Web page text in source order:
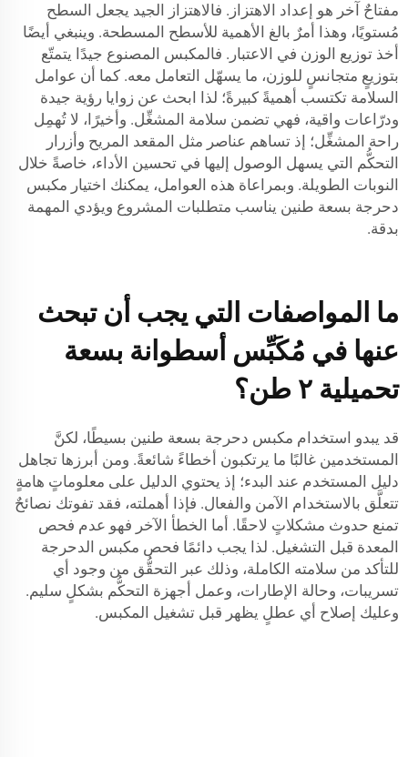
مفتاحٌ آخر هو إعداد الاهتزاز. فالاهتزاز الجيد يجعل السطح
مُستويًا، وهذا أمرٌ بالغ الأهمية للأسطح المسطحة. وينبغي أيضًا
أخذ توزيع الوزن في الاعتبار. فالمكبس المصنوع جيدًا يتمتّع
بتوزيعٍ متجانسٍ للوزن، ما يسهّل التعامل معه. كما أن عوامل
السلامة تكتسب أهميةً كبيرةً؛ لذا ابحث عن زوايا رؤية جيدة
ودرّاعات واقية، فهي تضمن سلامة المشغِّل. وأخيرًا، لا تُهمِل
راحة المشغِّل؛ إذ تساهم عناصر مثل المقعد المريح وأزرار
التحكُّم التي يسهل الوصول إليها في تحسين الأداء، خاصةً خلال
النوبات الطويلة. وبمراعاة هذه العوامل، يمكنك اختيار مكبس
دحرجة بسعة طنين يناسب متطلبات المشروع ويؤدي المهمة
بدقة.
ما المواصفات التي يجب أن تبحث
عنها في مُكَبِّس أسطوانة بسعة
تحميلية ٢ طن؟
قد يبدو استخدام مكبس دحرجة بسعة طنين بسيطًا، لكنَّ
المستخدمين غالبًا ما يرتكبون أخطاءً شائعةً. ومن أبرزها تجاهل
دليل المستخدم عند البدء؛ إذ يحتوي الدليل على معلوماتٍ هامةٍ
تتعلَّق بالاستخدام الآمن والفعال. فإذا أهملته، فقد تفوتك نصائحٌ
تمنع حدوث مشكلاتٍ لاحقًا. أما الخطأ الآخر فهو عدم فحص
المعدة قبل التشغيل. لذا يجب دائمًا فحص مكبس الدحرجة
للتأكد من سلامته الكاملة، وذلك عبر التحقُّق من وجود أي
تسريبات، وحالة الإطارات، وعمل أجهزة التحكُّم بشكلٍ سليم.
وعليك إصلاح أي عطلٍ يظهر قبل تشغيل المكبس.